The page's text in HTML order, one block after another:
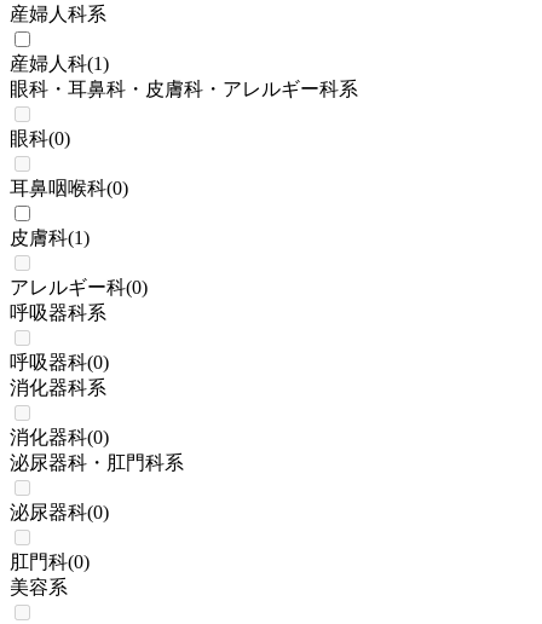
産婦人科系
産婦人科(1)
眼科・耳鼻科・皮膚科・アレルギー科系
眼科(0)
耳鼻咽喉科(0)
皮膚科(1)
アレルギー科(0)
呼吸器科系
呼吸器科(0)
消化器科系
消化器科(0)
泌尿器科・肛門科系
泌尿器科(0)
肛門科(0)
美容系